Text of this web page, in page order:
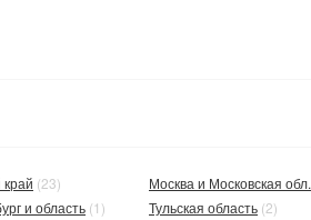
край (23)
и область (1)
Москва и Московская обл.
Тульская область (2)